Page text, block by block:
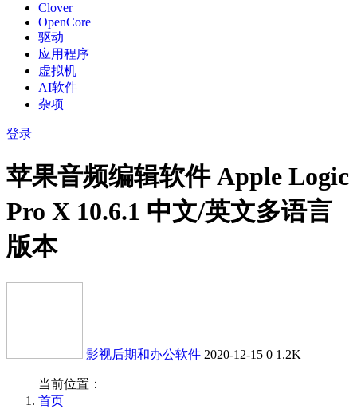
Clover
OpenCore
驱动
应用程序
虚拟机
AI软件
杂项
登录
苹果音频编辑软件 Apple Logic
Pro X 10.6.1 中文/英文多语言
版本
影视后期和办公软件 2020-12-15 0 1.2K
当前位置：
首页